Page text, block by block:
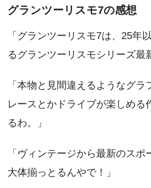
グランツーリスモ7の感想
「グランツーリスモ7は、25年
るグランツーリスモシリーズ最
「本物と見間違えるようなグラ
レースとかドライブが楽しめる
るわ。」
「ヴィンテージから最新のスポ
大体揃っとるんやで！」